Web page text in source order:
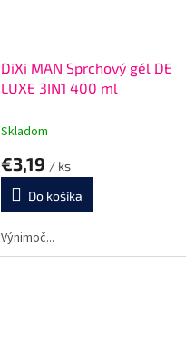
DiXi MAN Sprchový gél DE
LUXE 3IN1 400 ml
Skladom
€3,19 / ks
Do košíka
Výnimoč...